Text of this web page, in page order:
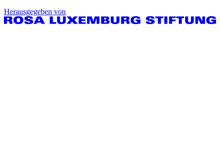
Herausgegeben von